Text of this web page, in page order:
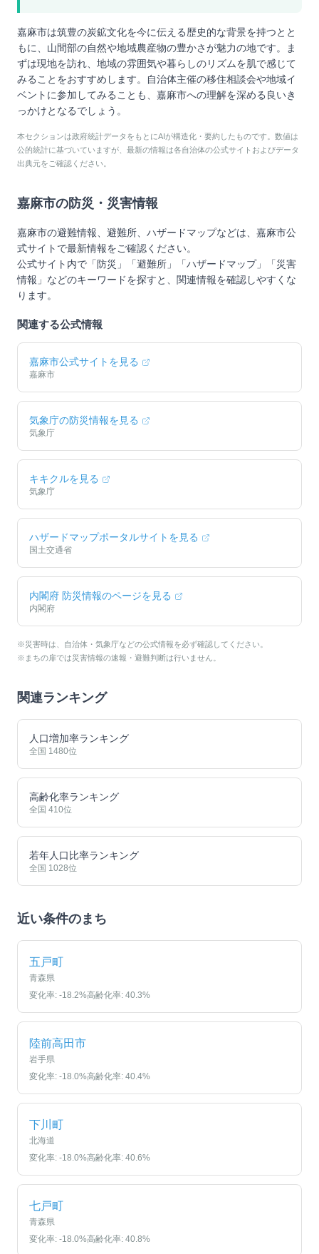
嘉麻市は筑豊の炭鉱文化を今に伝える歴史的な背景を持つとと
もに、山間部の自然や地域農産物の豊かさが魅力の地です。ま
ずは現地を訪れ、地域の雰囲気や暮らしのリズムを肌で感じて
みることをおすすめします。自治体主催の移住相談会や地域イ
ベントに参加してみることも、嘉麻市への理解を深める良いき
っかけとなるでしょう。
本セクションは政府統計データをもとにAIが構造化・要約したものです。数値は
公的統計に基づいていますが、最新の情報は各自治体の公式サイトおよびデータ
出典元をご確認ください。
嘉麻市の防災・災害情報
嘉麻市の避難情報、避難所、ハザードマップなどは、 嘉麻市公
式サイトで最新情報をご確認ください。
公式サイト内で「防災」「避難所」「ハザードマップ」「災害
情報」などのキーワードを探すと、関連情報を確認しやすくな
ります。
関連する公式情報
嘉麻市公式サイトを見る
嘉麻市
気象庁の防災情報を見る
気象庁
キキクルを見る
気象庁
ハザードマップポータルサイトを見る
国土交通省
内閣府 防災情報のページを見る
内閣府
※災害時は、自治体・気象庁などの公式情報を必ず確認してください。
※まちの扉では災害情報の速報・避難判断は行いません。
関連ランキング
人口増加率ランキング
全国 1480位
高齢化率ランキング
全国 410位
若年人口比率ランキング
全国 1028位
近い条件のまち
五戸町
青森県
変化率: -18.2%高齢化率: 40.3%
陸前高田市
岩手県
変化率: -18.0%高齢化率: 40.4%
下川町
北海道
変化率: -18.0%高齢化率: 40.6%
七戸町
青森県
変化率: -18.0%高齢化率: 40.8%